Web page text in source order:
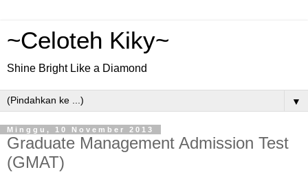
~Celoteh Kiky~
Shine Bright Like a Diamond
▼
Minggu, 10 November 2013
Graduate Management Admission Test
(GMAT)